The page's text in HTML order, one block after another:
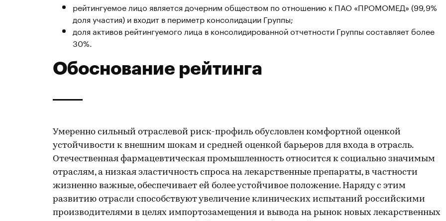
рейтингуемое лицо является дочерним обществом по отношению к ПАО «ПРОМОМЕД» (99,9%
доля участия) и входит в периметр консолидации Группы;
доля активов рейтингуемого лица в консолидированной отчетности Группы составляет более
30%.
Обоснование рейтинга
Умеренно сильный отраслевой риск-профиль обусловлен комфортной оценкой
устойчивости к внешним шокам и средней оценкой барьеров для входа в отрасль.
Отечественная фармацевтическая промышленность относится к социально значимым
отраслям, а низкая эластичность спроса на лекарственные препараты, в частности
жизненно важные, обеспечивает ей более устойчивое положение. Наряду с этим
развитию отрасли способствуют увеличение клинических испытаний российскими
производителями в целях импортозамещения и вывода на рынок новых лекарственных